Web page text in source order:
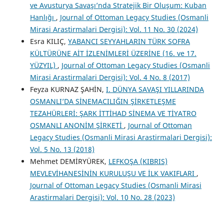
ve Avusturya Savaşı’nda Stratejik Bir Oluşum: Kuban
Hanlığı , Journal of Ottoman Legacy Studies (Osmanli
Mirasi Arastirmalari Dergisi): Vol. 11 No. 30 (2024)
Esra KILIÇ, YABANCI SEYYAHLARIN TÜRK SOFRA
KÜLTÜRÜNE AİT İZLENİMLERİ ÜZERİNE (16. ve 17.
YÜZYIL) , Journal of Ottoman Legacy Studies (Osmanli
Mirasi Arastirmalari Dergisi): Vol. 4 No. 8 (2017)
Feyza KURNAZ ŞAHİN, I. DÜNYA SAVAŞI YILLARINDA
OSMANLI’DA SİNEMACILIĞIN ŞİRKETLEŞME
TEZAHÜRLERİ: ŞARK İTTİHAD SİNEMA VE TİYATRO
OSMANLI ANONİM ŞİRKETİ , Journal of Ottoman
Legacy Studies (Osmanli Mirasi Arastirmalari Dergisi):
Vol. 5 No. 13 (2018)
Mehmet DEMİRYÜREK, LEFKOŞA (KIBRIS)
MEVLEVİHANESİNİN KURULUŞU VE İLK VAKIFLARI ,
Journal of Ottoman Legacy Studies (Osmanli Mirasi
Arastirmalari Dergisi): Vol. 10 No. 28 (2023)